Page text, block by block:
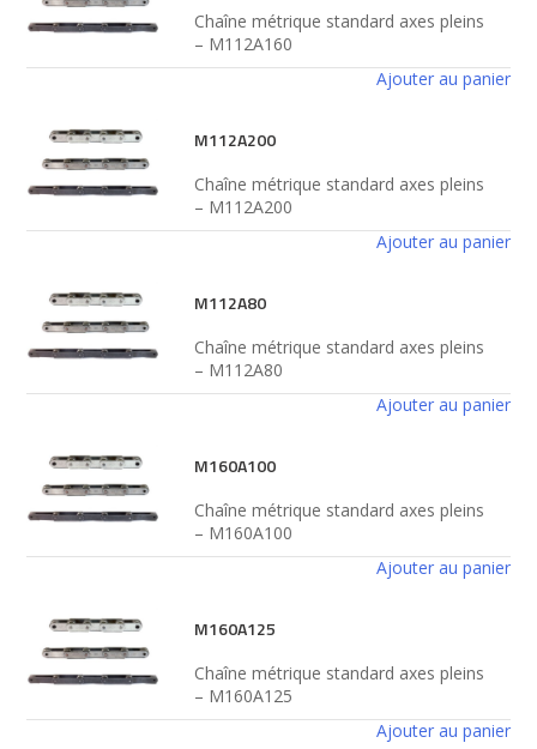
Chaîne métrique standard axes pleins
– M112A160
Ajouter au panier
M112A200
Chaîne métrique standard axes pleins
– M112A200
Ajouter au panier
M112A80
Chaîne métrique standard axes pleins
– M112A80
Ajouter au panier
M160A100
Chaîne métrique standard axes pleins
– M160A100
Ajouter au panier
M160A125
Chaîne métrique standard axes pleins
– M160A125
Ajouter au panier